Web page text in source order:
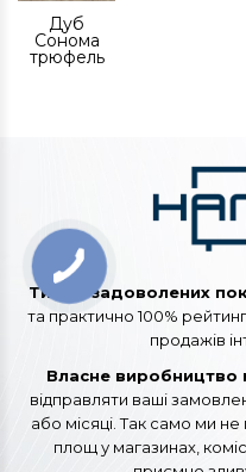
Дуб
Сонома
трюфель
Тисячі задоволених
та практично 100%
продажів
Власне виробництво
відправляти ваші
або місяці. Так само ми
площ у магазинах,